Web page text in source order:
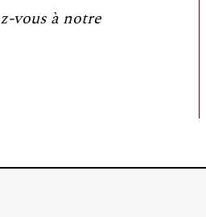
vous à notre